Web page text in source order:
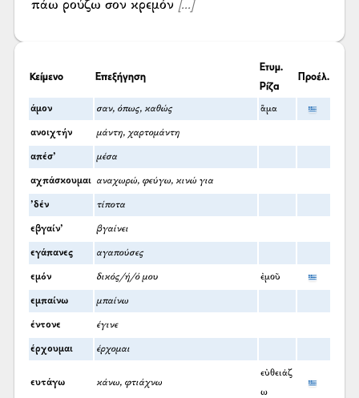
πάω ρούζω σον κρεμόν [...]
Κείμενο Επεξήγηση
Ετυμ.
Ρίζα
Προέλ.
άμον σαν, όπως, καθώς ἅμα
ανοιχτήν μάντη, χαρτομάντη
απέσ’ μέσα
αχπάσκουμαι αναχωρώ, φεύγω, κινώ για
’δέν τίποτα
εβγαίν’ βγαίνει
εγάπανες αγαπούσες
εμόν δικός/ή/ό μου ἐμοῦ
εμπαίνω μπαίνω
έντονε έγινε
έρχουμαι έρχομαι
ευτάγω κάνω, φτιάχνω
εὐθειάζ
ω